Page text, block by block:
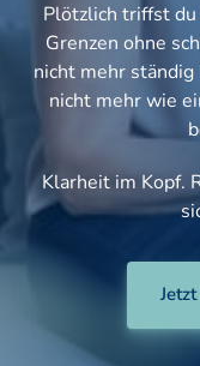
Plötzlich triffst
Grenzen ohne
nicht mehr
nicht mehr wie
Klarheit im Kopf.